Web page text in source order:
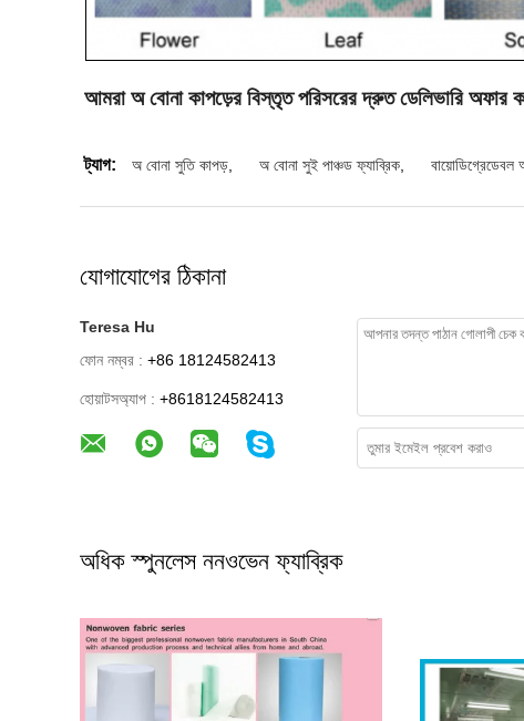
আমরা অ বোনা কাপড়ের বিস্তৃত পরিসরের দ্রুত ডেলিভারি অফার
ট্যাগ: অ বোনা সুতি কাপড় অ বোনা সুই পাঞ্চড ফ্যাব্রিক বায়োডিগ্রেডেবল
যোগাযোগের ঠিকানা
Teresa Hu
ফোন নম্বর : +86 18124582413
হোয়াটসঅ্যাপ : +8618124582413
অধিক স্পুনলেস ননওভেন ফ্যাব্রিক